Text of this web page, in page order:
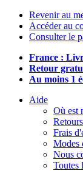
Revenir au
Accéder au
Consulter le
France :
Retour
Au moins 1
Aide
Où est
Retours
Frais
Modes
Nous
Toutes